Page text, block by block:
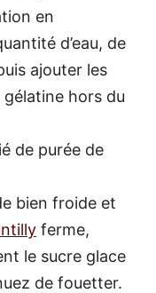
en
d’eau, de
ajouter les
hors du
de purée de
bien froide et
ferme,
le sucre glace
de fouetter.